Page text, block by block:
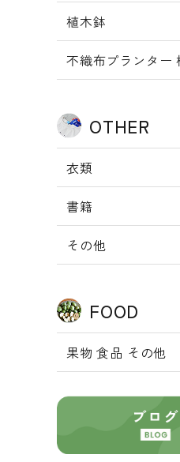
植木鉢
不織布プランター
OTHER
衣類
書籍
その他
FOOD
果物 食品 その他